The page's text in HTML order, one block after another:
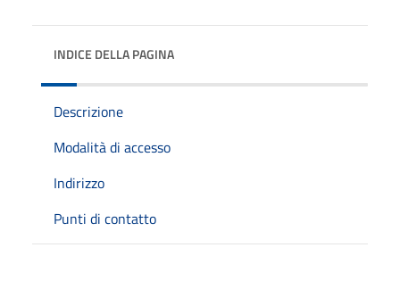
INDICE DELLA PAGINA
Descrizione
Modalità di accesso
Indirizzo
Punti di contatto